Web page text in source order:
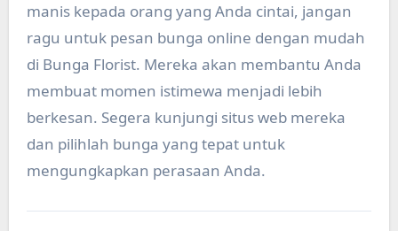
manis kepada orang yang Anda cintai, jangan
ragu untuk pesan bunga online dengan mudah
di Bunga Florist. Mereka akan membantu Anda
membuat momen istimewa menjadi lebih
berkesan. Segera kunjungi situs web mereka
dan pilihlah bunga yang tepat untuk
mengungkapkan perasaan Anda.